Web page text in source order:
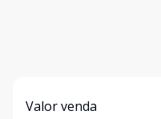
Valor venda